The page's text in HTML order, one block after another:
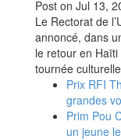
Post on Jul 13,
Le Rectorat de
annoncé, dans
le retour en
tournée
Prix RFI
grandes
Prim Pou
un jeune